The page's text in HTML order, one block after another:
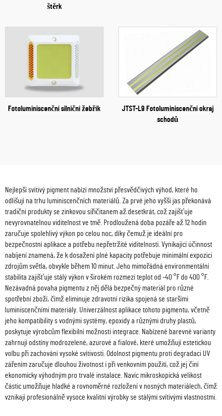
štěrk
Fotoluminiscenční silniční žebřík
JTST-L9 Fotoluminiscenční okraj
schodů
Nejlepší svítivý pigment nabízí množství přesvědčivých výhod, které ho
odlišují na trhu luminiscenčních materiálů. Za prvé jeho vyšší jas překonává
tradiční produkty se zinkovou siřičitanem až desetkrát, což zajišťuje
nevyrovnatelnou viditelnost ve tmě. Prodloužená doba pozáře až 12 hodin
zaručuje spolehlivý výkon po celou noc, díky čemuž je ideální pro
bezpečnostní aplikace a potřebu nepřetržité viditelnosti. Vynikající účinnost
nabíjení znamená, že k dosažení plné kapacity potřebuje minimální expozici
zdrojům světla, obvykle během 10 minut. Jeho mimořádná environmentální
stabilita zajišťuje stálý výkon v širokém rozmezí teplot od -40 °F do 400 °F.
Nezávadná povaha pigmentu z něj dělá bezpečný materiál pro různé
spotřební zboží, čímž eliminuje zdravotní rizika spojená se staršími
luminiscenčními materiály. Univerzálnost aplikace tohoto pigmentu, včetně
jeho kompatibility s vodnými systémy, epoxidy a různými druhy plastů,
poskytuje výrobcům flexibilní možnosti integrace. Nabízené barevné varianty
zahrnují odstíny modrozelené, azurové a fialové, které umožňují estetickou
volbu při zachování vysoké svítivosti. Odolnost pigmentu proti degradaci UV
zářením zaručuje dlouhou životnost i při venkovním použití, což jej činí
ekonomicky výhodným pro trvalé instalace. Navíc mikroskopická velikost
částic umožňuje hladké a rovnoměrné rozložení v nosných materiálech, čímž
vznikají profesionálně vysoce kvalitní výrobky se stálými svítivými vlastnostmi.